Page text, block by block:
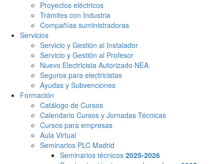
Proyectos eléctricos
Trámites con Industria
Compañías suministradoras
Servicios
Servicio y Gestión al Instalador
Servicio y Gestión al Profesor
Nuevo Electricista Autorizado NEA
Seguros para electricistas
Ayudas y Subvenciones
Formación
Catálogo de Cursos
Calendario Cursos y Jornadas Técnicas
Cursos para empresas
Aula Virtual
Seminarios PLC Madrid
Seminarios técnicos 2025-2026